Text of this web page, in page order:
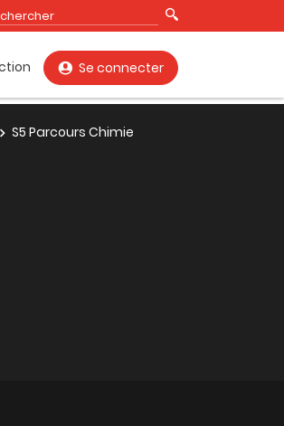
Se connecter
S5 Parcours Chimie